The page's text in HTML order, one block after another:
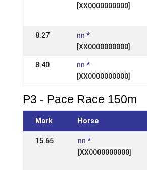
[XX0000000000]
8.27
nn *
[XX0000000000]
8.40
nn *
[XX0000000000]
P3 - Pace Race 150m
Mark Horse
15.65
nn *
[XX0000000000]